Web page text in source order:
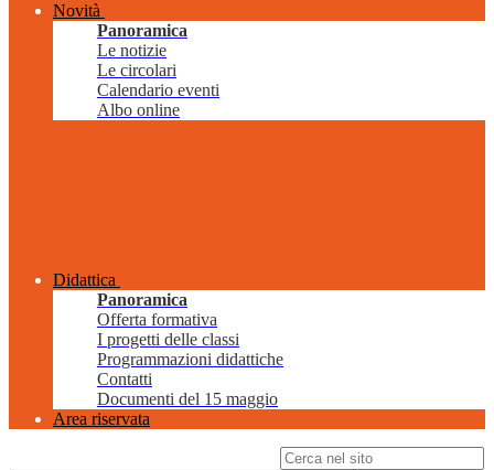
Novità
Panoramica
Le notizie
Le circolari
Calendario eventi
Albo online
Didattica
Panoramica
Offerta formativa
I progetti delle classi
Programmazioni didattiche
Contatti
Documenti del 15 maggio
Area riservata